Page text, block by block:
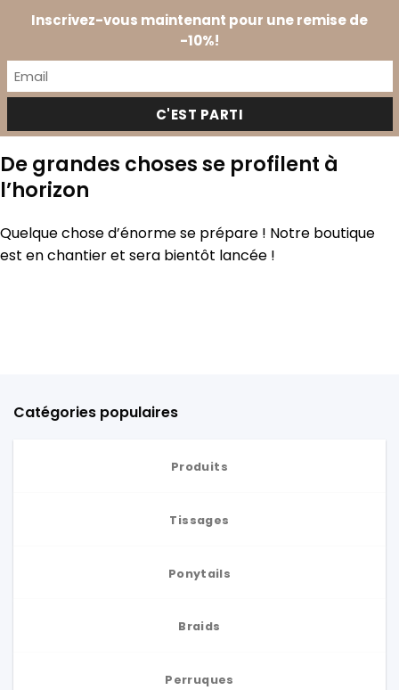
Passer
Prendre
De grandes choses se profilent à
l’horizon
Quelque chose d’énorme se prépare ! Notre boutique
est en chantier et sera bientôt lancée !
Catégories populaires
Produits
Tissages
Ponytails
Braids
Perruques
Inscrivez-vous maintenant pour une remise de
-10%!